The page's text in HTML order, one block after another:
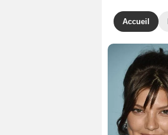
Accueil